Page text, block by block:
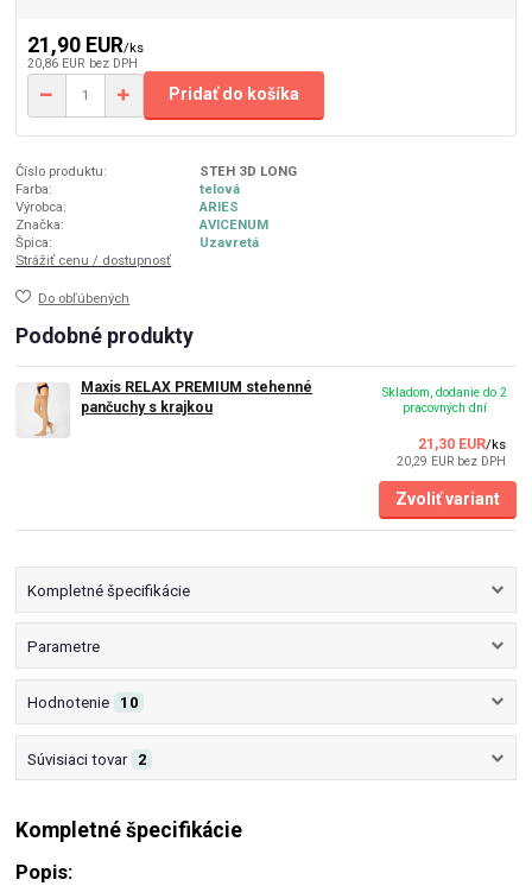
21,90 EUR/ks
20,86 EUR bez DPH
Pridať do košíka
Číslo produktu:
STEH 3D LONG
Farba:
telová
Výrobca:
ARIES
Značka:
AVICENUM
Špica:
Uzavretá
Strážiť cenu / dostupnosť
Do obľúbených
Podobné produkty
Maxis RELAX PREMIUM stehenné
pančuchy s krajkou
21,30 EUR/ks
20,29 EUR bez DPH
Skladom, dodanie do 2
pracovných dní
Zvoliť variant
Kompletné špecifikácie
Parametre
Hodnotenie 10
Súvisiaci tovar 2
Kompletné špecifikácie
Popis: